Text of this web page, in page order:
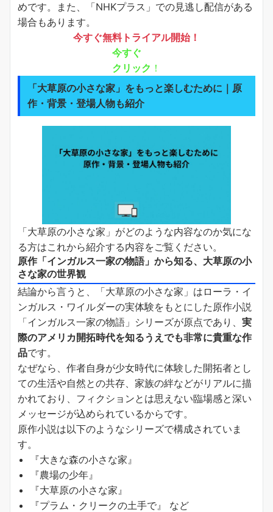
めです。また、「NHKプラス」での見逃し配信がある
場合もあります。
今すぐ無料トライアル開始！
今すぐ
クリック ！
「大草原の小さな家」をもっと楽しむために｜原
作・背景・登場人物も紹介
「大草原の小さな家」がどのような内容なのか気にな
る方はこれから紹介する内容をご覧ください。
原作「インガルス一家の物語」から知る、大草原の小
さな家の世界観
結論から言うと、「大草原の小さな家」はローラ・イ
ンガルス・ワイルダーの実体験をもとにした原作小説
「インガルス一家の物語」シリーズが原点であり、 実
際のアメリカ開拓時代を知るうえでも非常に貴重な作
品です。
なぜなら、作者自身が少女時代に体験した開拓者とし
ての生活や自然との共存、家族の絆などがリアルに描
かれており、フィクションとは思えない臨場感と深い
メッセージが込められているからです。
原作小説は以下のようなシリーズで構成されていま
す。
『大きな森の小さな家』
『農場の少年』
『大草原の小さな家』
『プラム・クリークの土手で』 など